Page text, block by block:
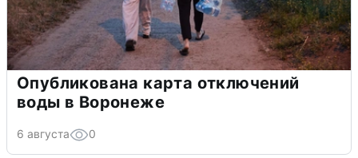
Опубликована карта отключений
воды в Воронеже
6 августа 0